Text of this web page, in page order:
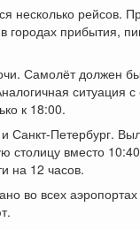
несколько рейсов.
городах прибытия,
Самолёт должен
ситуация
к 18:00.
Санкт-Петербург.
столицу вместо
на 12 часов.
во всех